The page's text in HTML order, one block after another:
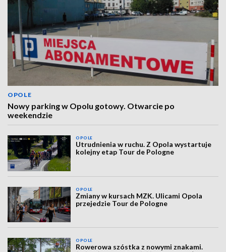
OPOLE
Nowy parking w Opolu gotowy. Otwarcie po
weekendzie
OPOLE
Utrudnienia w ruchu. Z Opola wystartuje
kolejny etap Tour de Pologne
OPOLE
Zmiany w kursach MZK. Ulicami Opola
przejedzie Tour de Pologne
OPOLE
Rowerowa szóstka z nowymi znakami.